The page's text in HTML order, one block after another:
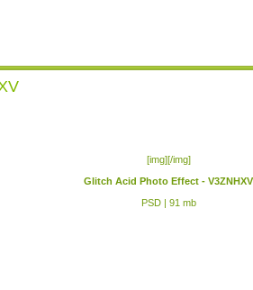
[img][/img]
Glitch Acid Photo Effect - V3ZNHXV
PSD | 91 mb